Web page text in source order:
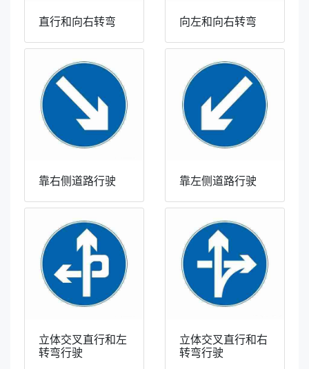
直行和向右转弯 向左和向右转弯
靠右侧道路行驶 靠左侧道路行驶
立体交叉直行和左
转弯行驶
立体交叉直行和右
转弯行驶